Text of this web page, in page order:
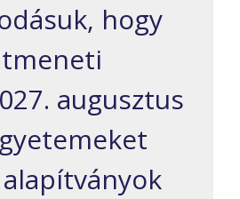
hogy
augusztus